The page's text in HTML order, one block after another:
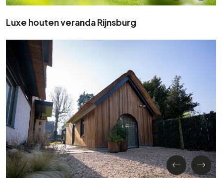
Luxe houten veranda Rijnsburg